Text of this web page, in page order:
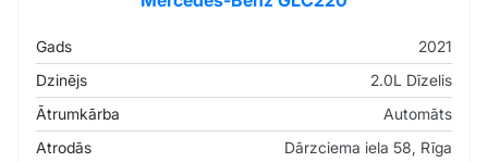
Gads
2021
Dzinējs
2.0L Dīzelis
Ātrumkārba
Automāts
Atrodās
Dārzciema iela 58, Rīga